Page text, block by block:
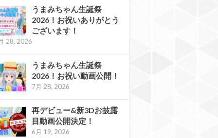
うまみちゃん生誕祭
2026！お祝いありがとう
ございます！
28, 2026
うまみちゃん生誕祭
2026！お祝い動画公開！
7月 28, 2026
再デビュー&新3Dお披露
目動画公開決定！
6月 19, 2026